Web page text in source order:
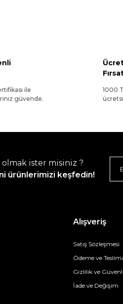
ile
güvende.
1000
ister misiniz ?
ürünlerimizi keşfedin!
Alışveriş
Satış Sözleşmesi
Ödeme ve
Gizlilik ve
İade ve Değişim